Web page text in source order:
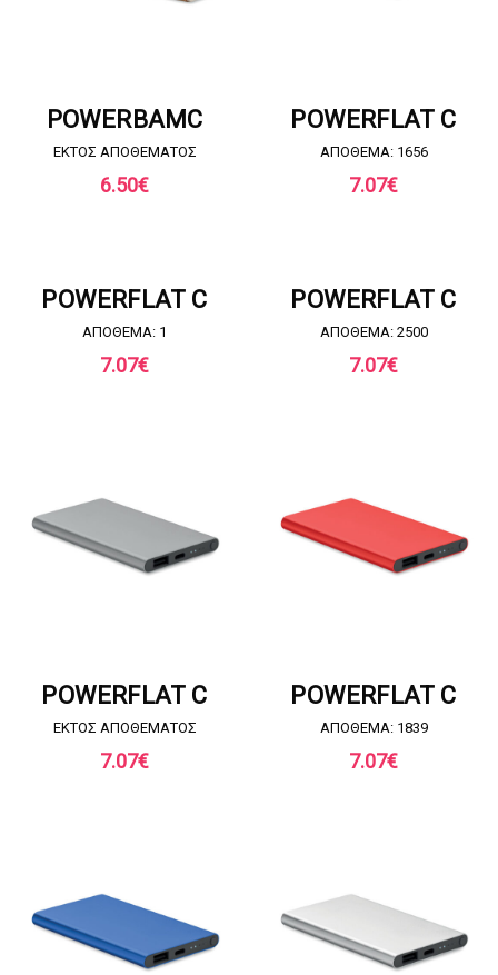
POWERBAMC
EKTOΣ ΑΠΟΘΕΜΑΤΟΣ
6.50€
POWERFLAT C
ΑΠΟΘΕΜΑ: 1656
7.07€
POWERFLAT C
ΑΠΟΘΕΜΑ: 1
7.07€
POWERFLAT C
ΑΠΟΘΕΜΑ: 2500
7.07€
POWERFLAT C
EKTOΣ ΑΠΟΘΕΜΑΤΟΣ
7.07€
POWERFLAT C
ΑΠΟΘΕΜΑ: 1839
7.07€